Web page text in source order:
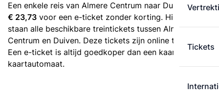
Tickets
Een enkele reis van Almere Centrum naar Duiven kost
€ 23,73 voor een e-ticket zonder korting. Hieronder
staan alle beschikbare treintickets tussen Almere
Centrum en Duiven. Deze tickets zijn online te koop.
Een e-ticket is altijd goedkoper dan een kaartje uit de
kaartautomaat.